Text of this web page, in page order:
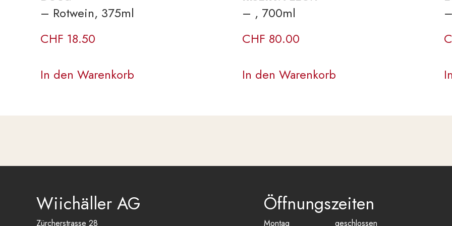
– Rotwein, 375ml
CHF 18.50
In den Warenkorb
– , 700ml
CHF 80.00
In den Warenkorb
Wiichäller AG
Zürcherstrasse 28
Öffnungszeiten
Montag geschlossen